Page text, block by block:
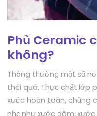
Phủ Ceramic
không?
Thông thường một số
thái quá. Thực chất lớp
xước hoàn toàn, chúng
nhẹ như xước dăm,